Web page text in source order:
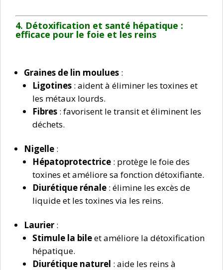
4. Détoxification et santé hépatique :
efficace pour le foie et les reins
Graines de lin moulues :
Ligotines : aident à éliminer les toxines et
les métaux lourds.
Fibres : favorisent le transit et éliminent les
déchets.
Nigelle :
Hépatoprotectrice : protège le foie des
toxines et améliore sa fonction détoxifiante.
Diurétique rénale : élimine les excès de
liquide et les toxines via les reins.
Laurier :
Stimule la bileet améliore la détoxification
hépatique.
Diurétique naturel : aide les reins à